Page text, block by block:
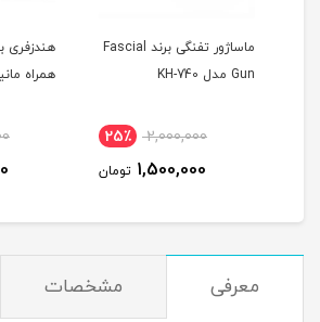
ماساژور تفنگی برند Fascial
Gun مدل KH-740
2,000,000 25٪
1,500,000 تومان
همراه
معرفی مشخصات